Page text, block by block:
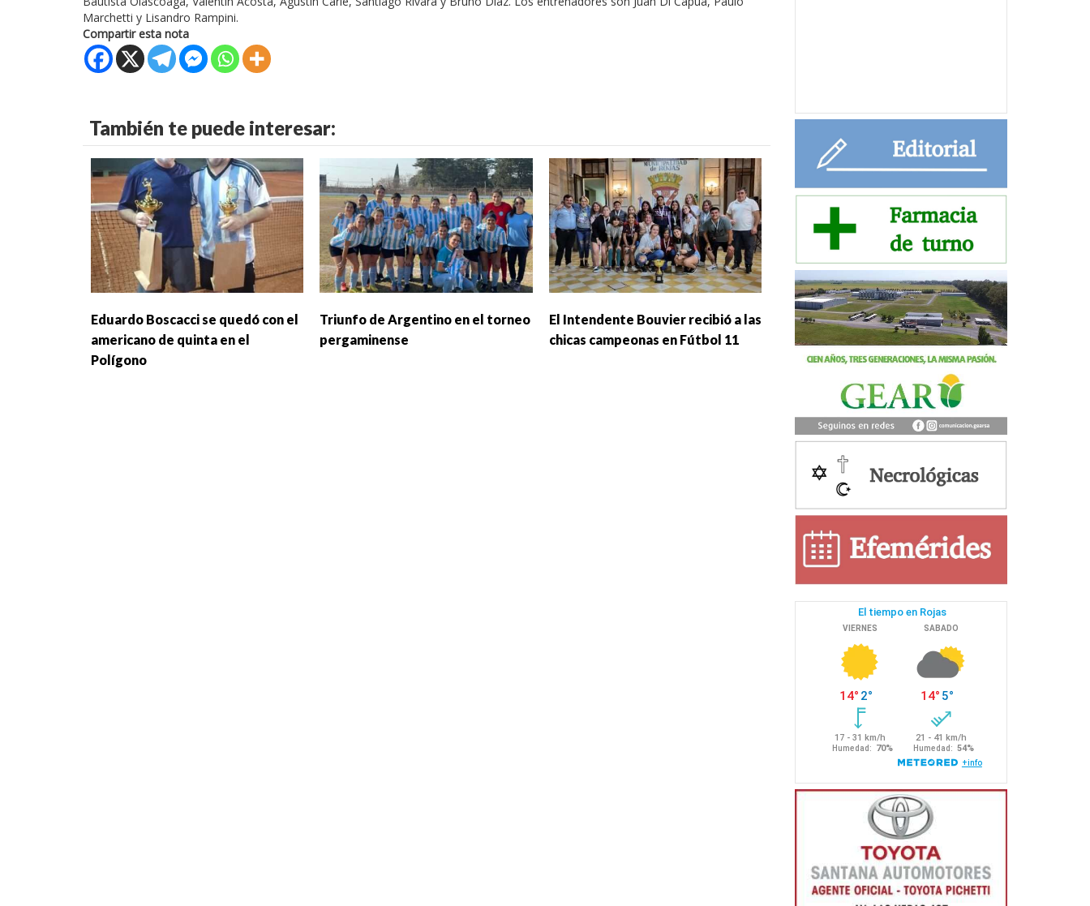
Marchetti y Lisandro Rampini.
Compartir esta nota
También te puede interesar:
Eduardo Boscacci se quedó con el
americano de quinta en el
Polígono
Triunfo de Argentino en el torneo
pergaminense
El Intendente Bouvier recibió a las
chicas campeonas en Fútbol 11